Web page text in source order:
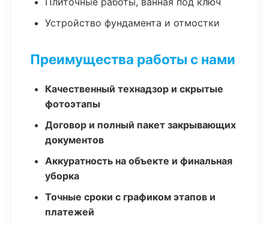
Устройство фундамента и отмостки
Преимущества работы с нами
Качественный технадзор и скрытые
фотоэтапы
Договор и полный пакет закрывающих
документов
Аккуратность на объекте и финальная
уборка
Точные сроки с графиком этапов и
платежей